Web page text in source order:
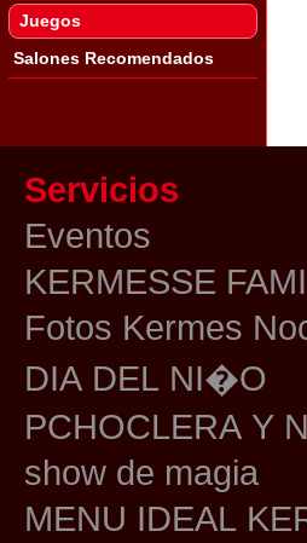
Juegos
Salones Recomendados
Servicios
Eventos
KERMESSE
Fotos
DIA DEL NI�O
PCHOCLERA Y
show de magia
MENU IDEAL